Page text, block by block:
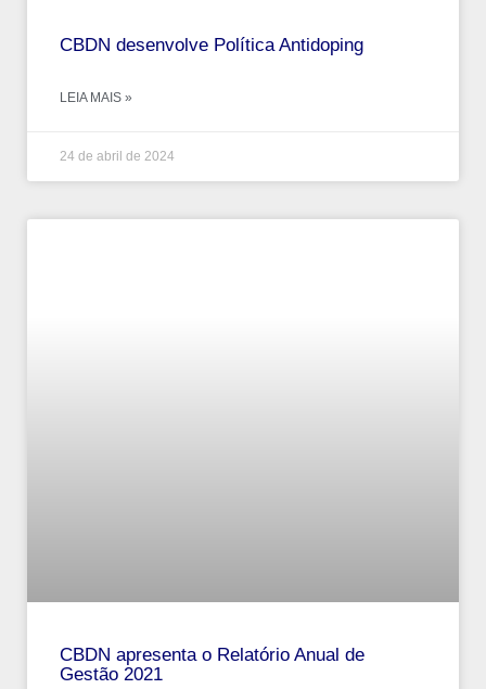
CBDN desenvolve Política Antidoping
LEIA MAIS »
24 de abril de 2024
CBDN apresenta o Relatório Anual de
Gestão 2021